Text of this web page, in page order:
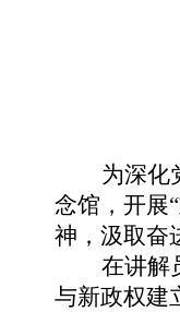
为深化
念馆，开展
神，汲取奋
在讲解
与新政权建